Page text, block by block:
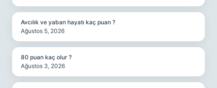
Avcılık ve yaban hayatı kaç puan ?
Ağustos 5, 2026
80 puan kaç olur ?
Ağustos 3, 2026